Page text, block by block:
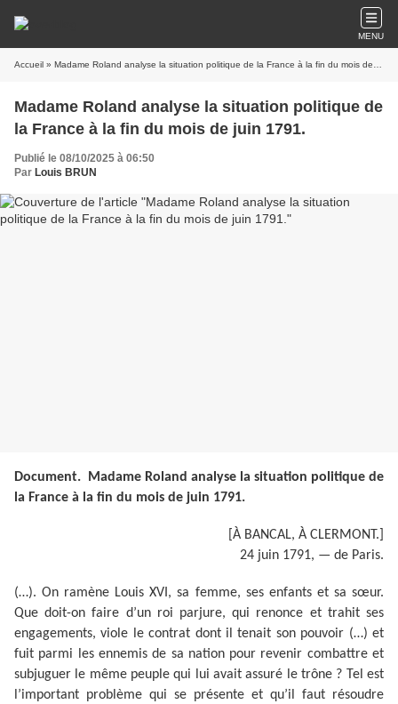
MENU
Accueil » Madame Roland analyse la situation politique de la France à la fin du mois de juin 1791.
Madame Roland analyse la situation politique de
la France à la fin du mois de juin 1791.
Publié le 08/10/2025 à 06:50
Par Louis BRUN
Document. Madame Roland analyse la situation politique de
la France à la fin du mois de juin 1791.
[À BANCAL, À CLERMONT.]
24 juin 1791, — de Paris.
(…). On ramène Louis XVI, sa femme, ses enfants et sa sœur.
Que doit-on faire d’un roi parjure, qui renonce et trahit ses
engagements, viole le contrat dont il tenait son pouvoir (…) et
fuit parmi les ennemis de sa nation pour revenir combattre et
subjuguer le même peuple qui lui avait assuré le trône ? Tel est
l’important problème qui se présente et qu’il faut résoudre